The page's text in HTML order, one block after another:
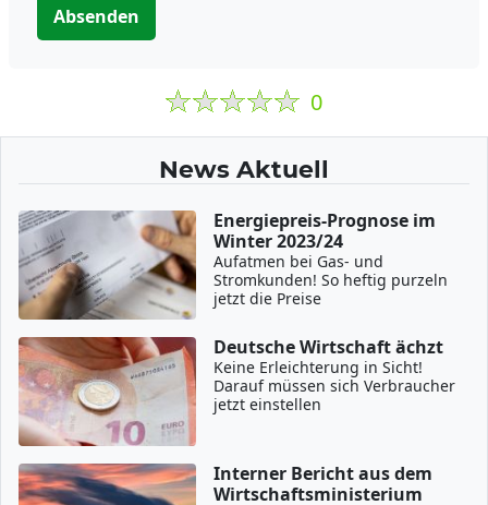
Absenden
0
News Aktuell
Energiepreis-Prognose im
Winter 2023/24
Aufatmen bei Gas- und
Stromkunden! So heftig purzeln
jetzt die Preise
Deutsche Wirtschaft ächzt
Keine Erleichterung in Sicht!
Darauf müssen sich Verbraucher
jetzt einstellen
Interner Bericht aus dem
Wirtschaftsministerium